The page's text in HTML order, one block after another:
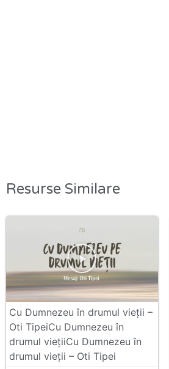
Resurse Similare
Cu Dumnezeu în drumul vieții –
Oti TipeiCu Dumnezeu în
drumul viețiiCu Dumnezeu în
drumul vieții – Oti Tipei